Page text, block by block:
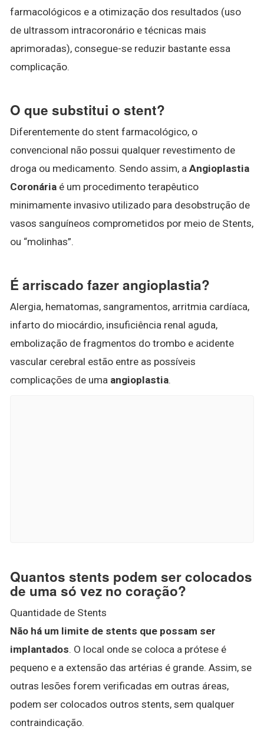
farmacológicos e a otimização dos resultados (uso
de ultrassom intracoronário e técnicas mais
aprimoradas), consegue-se reduzir bastante essa
complicação.
O que substitui o stent?
Diferentemente do stent farmacológico, o
convencional não possui qualquer revestimento de
droga ou medicamento. Sendo assim, a Angioplastia
Coronária é um procedimento terapêutico
minimamente invasivo utilizado para desobstrução de
vasos sanguíneos comprometidos por meio de Stents,
ou “molinhas”.
É arriscado fazer angioplastia?
Alergia, hematomas, sangramentos, arritmia cardíaca,
infarto do miocárdio, insuficiência renal aguda,
embolização de fragmentos do trombo e acidente
vascular cerebral estão entre as possíveis
complicações de uma angioplastia.
Quantos stents podem ser colocados
de uma só vez no coração?
Quantidade de Stents
Não há um limite de stents que possam ser
implantados. O local onde se coloca a prótese é
pequeno e a extensão das artérias é grande. Assim, se
outras lesões forem verificadas em outras áreas,
podem ser colocados outros stents, sem qualquer
contraindicação.